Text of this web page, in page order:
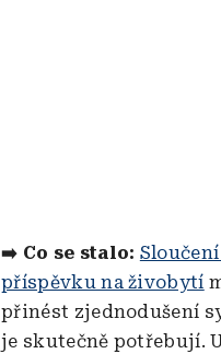
➡️ Co se stalo:
příspěvku na živobytí
přinést zjednodušení
je skutečně potřebují.